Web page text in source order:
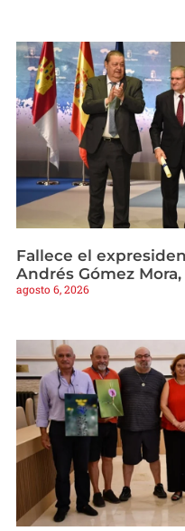
Fallece el
Andrés Gómez
agosto 6, 2026